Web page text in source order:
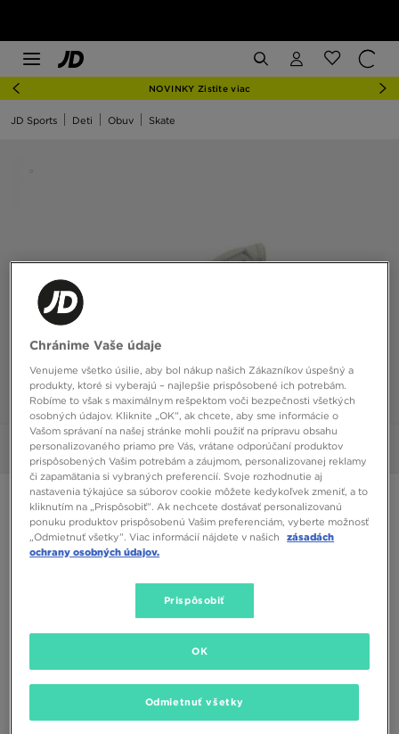
NOVINKY Zistite viac
JD Sports Deti Obuv Skate
Obrázky 360°
VANS OLD SKOOL LOGO
30,00 €
Chránime Vaše údaje
Venujeme všetko úsilie, aby bol nákup našich Zákazníkov úspešný a
produkty, ktoré si vyberajú – najlepšie prispôsobené ich potrebám.
Robíme to však s maximálnym rešpektom voči bezpečnosti všetkých
osobných údajov. Kliknite „OK”, ak chcete, aby sme informácie o
Vašom správaní na našej stránke mohli použiť na prípravu obsahu
personalizovaného priamo pre Vás, vrátane odporúčaní produktov
prispôsobených Vašim potrebám a záujmom, personalizovanej reklamy
či zapamätania si vybraných preferencií. Svoje rozhodnutie aj
nastavenia týkajúce sa súborov cookie môžete kedykoľvek zmeniť, a to
kliknutím na „Prispôsobiť”. Ak nechcete dostávať personalizovanú
ponuku produktov prispôsobenú Vašim preferenciám, vyberte možnosť
„Odmietnuť všetky”. Viac informácií nájdete v našich
zásadách
ochrany osobných údajov.
Prispôsobiť
Odmietnuť všetky
OK